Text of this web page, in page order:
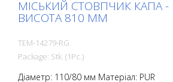
МІСЬКИЙ СТОВПЧИК КАПА -
ВИСОТА 810 ММ
TEM-14279-RG
Package: Stk. (1Pc.)
Діаметр: 110/80 мм Матеріал: PUR